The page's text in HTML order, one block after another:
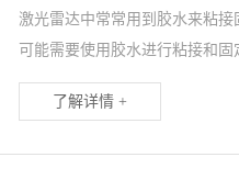
激光雷达中常常用到胶水来粘
可能需要使用胶水进行粘接和
了解详情 +